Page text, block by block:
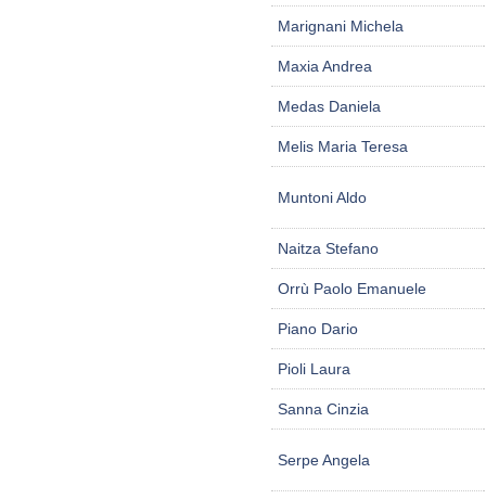
Marignani Michela
Maxia Andrea
Medas Daniela
Melis Maria Teresa
Muntoni Aldo
Naitza Stefano
Orrù Paolo Emanuele
Piano Dario
Pioli Laura
Sanna Cinzia
Serpe Angela